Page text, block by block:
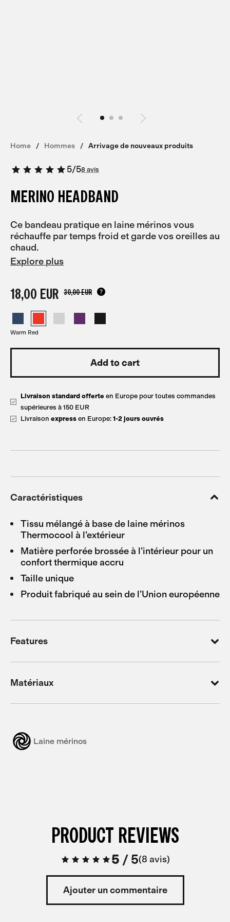
Home Hommes Arrivage de nouveaux produits
5/58 avis
MERINO HEADBAND
Ce bandeau pratique en laine mérinos vous
réchauffe par temps froid et garde vos oreilles au
chaud.
Explore plus
18,00 EUR 30,00 EUR
Warm Red
Livraison standard offerte en Europe pour toutes commandes
supérieures à 150 EUR
Livraison express en Europe: 1-2 jours ouvrés
Caractéristiques
Tissu mélangé à base de laine mérinos
Thermocool à l’extérieur
Matière perforée brossée à l’intérieur pour un
confort thermique accru
Taille unique
Produit fabriqué au sein de l’Union européenne
Features
Matériaux
Laine mérinos
PRODUCT REVIEWS
5 /5 8 avis
Ajouter un commentaire